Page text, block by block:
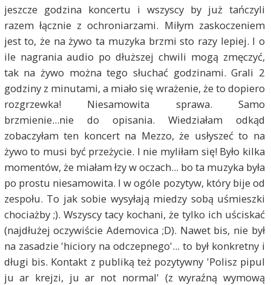
jeszcze godzina koncertu i wszyscy by już tańczyli
razem łącznie z ochroniarzami. Miłym zaskoczeniem
jest to, że na żywo ta muzyka brzmi sto razy lepiej. I o
ile nagrania audio po dłuższej chwili mogą zmęczyć,
tak na żywo można tego słuchać godzinami. Grali 2
godziny z minutami, a miało się wrażenie, że to dopiero
rozgrzewka! Niesamowita sprawa. Samo
brzmienie...nie do opisania. Wiedziałam odkąd
zobaczyłam ten koncert na Mezzo, że usłyszeć to na
żywo to musi być przeżycie. I nie myliłam się! Było kilka
momentów, że miałam łzy w oczach... bo ta muzyka była
po prostu niesamowita. I w ogóle pozytyw, który bije od
zespołu. To jak sobie wysyłają miedzy sobą uśmieszki
chociażby ;). Wszyscy tacy kochani, że tylko ich uściskać
(najdłużej oczywiście Ademovica ;D). Nawet bis, nie był
na zasadzie 'hiciory na odczepnego'... to był konkretny i
długi bis. Kontakt z publiką też pozytywny 'Polisz pipul
ju ar krejzi, ju ar not normal' (z wyraźną wymową